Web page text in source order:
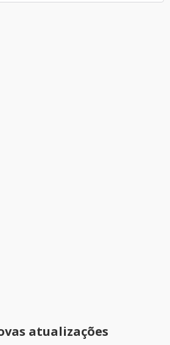
atualizações